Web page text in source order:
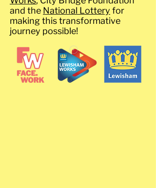
and the National Lottery for
making this transformative
journey possible!